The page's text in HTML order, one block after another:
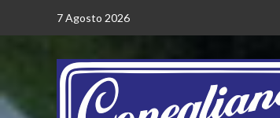
7 Agosto 2026